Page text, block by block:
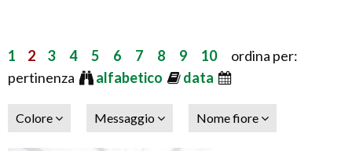
1 2 3 4 5 6 7 8 9 10ordina per:
pertinenza
alfabetico data
Colore Messaggio Nome fiore